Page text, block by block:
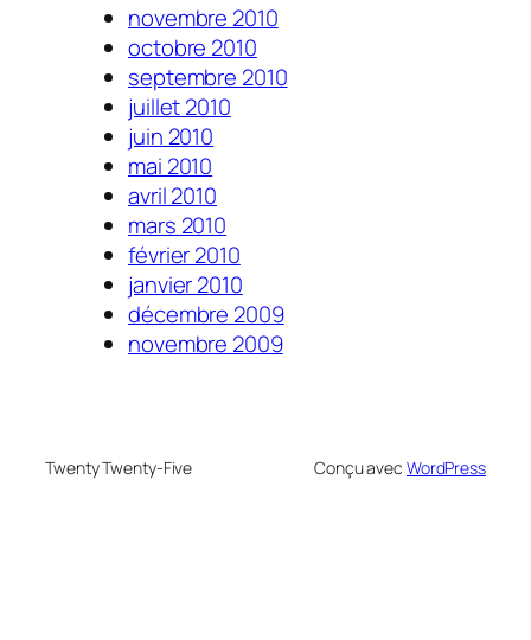
novembre 2010
octobre 2010
septembre 2010
juillet 2010
juin 2010
mai 2010
avril 2010
mars 2010
février 2010
janvier 2010
décembre 2009
novembre 2009
Twenty Twenty-Five Conçu avec WordPress